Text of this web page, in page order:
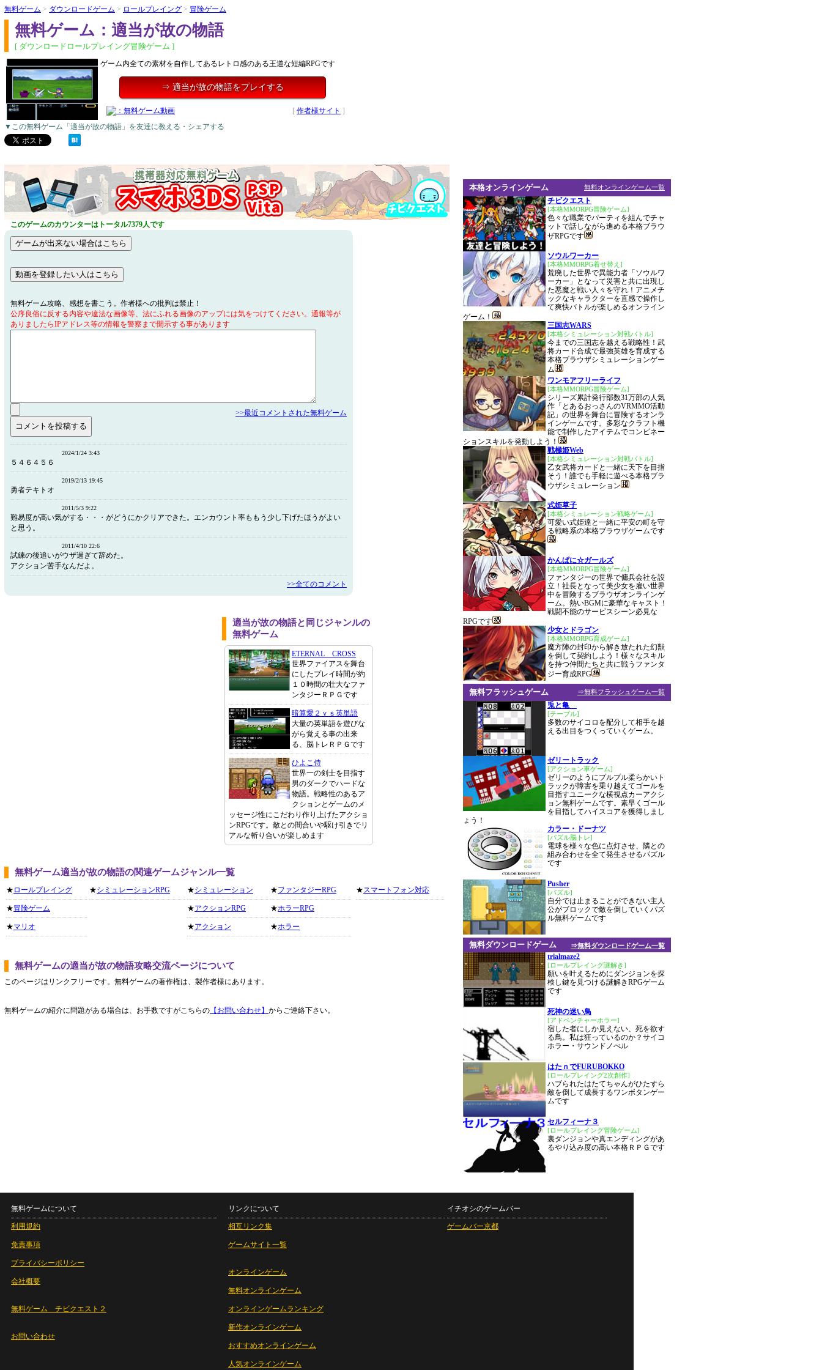
無料ゲーム > ダウンロードゲーム > ロールプレイング > 冒険ゲーム
無料ゲーム：適当が故の物語
[ ダウンロードロールプレイング冒険ゲーム ]
ゲーム内全ての素材を自作してあるレトロ感のある王道な短編RPGです
⇒ 適当が故の物語をプレイする
[ 作者様サイト ]
▼この無料ゲーム「適当が故の物語」を友達に教える・シェアする
このゲームのカウンターはトータル7379人です
無料ゲーム攻略、感想を書こう。作者様への批判は禁止！
公序良俗に反する内容や違法な画像等、法にふれる画像のアップには気をつけてください。通報等が
ありましたらIPアドレス等の情報を警察まで開示する事があります
>>最近コメントされた無料ゲーム
2024/1/24 3:43
５４６４５６
2019/2/13 19:45
勇者テキトオ
2011/5/3 9:22
難易度が高い気がする・・・がどうにかクリアできた。エンカウント率ももう少し下げたほうがよい
と思う。
2011/4/10 22:6
試練の後追いがウザ過ぎて辞めた。
アクション苦手なんだよ。
>>全てのコメント
適当が故の物語と同じジャンルの
無料ゲーム
ETERNAL CROSS
世界ファイアスを舞台
にしたプレイ時間が約
１０時間の壮大なファ
ンタジーＲＰＧです
暗算愛２ｖｓ英単語
大量の英単語を遊びな
がら覚える事の出来
る、脳トレＲＰＧです
ひよこ侍
世界一の剣士を目指す
男のダークでハードな
物語。戦略性のあるア
クションとゲームのメ
ッセージ性にこだわり作り上げたアクショ
ンRPGです。敵との間合いや駆け引きでリ
アルな斬り合いが楽しめます
無料ゲーム適当が故の物語の関連ゲームジャンル一覧
★ ロールプレイング
★冒険ゲーム
★マリオ
★シミュレーションRPG ★シミュレーション
★アクションRPG
★アクション
★ファンタジーRPG
★ホラーRPG
★ホラー
★スマートフォン対応
無料ゲームの適当が故の物語攻略交流ページについて
このページはリンクフリーです。無料ゲームの著作権は、製作者様にあります。
無料ゲームの紹介に問題がある場合は、お手数ですがこちらの 【お問い合わせ】 からご連絡下さい。
無料オンラインゲーム一覧
本格オンラインゲーム
チビクエスト
[本格MMORPG冒険ゲーム]
色々な職業でパーティを組んでチャ
ットで話しながら進める本格ブラウ
ザRPGです
ソウルワーカー
[本格MMORPG着せ替え]
荒廃した世界で異能力者「ソウルワ
ーカー」となって災害と共に出現し
た悪魔と戦い人々を守れ！アニメチ
ックなキャラクターを直感で操作し
て爽快バトルが楽しめるオンライン
ゲーム！
三国志WARS
[本格シミュレーション対戦バトル]
今までの三国志を越える戦略性！武
将カード合成で最強英雄を育成する
本格ブラウザシミュレーションゲー
ム
ワンモアフリーライフ
[本格MMORPG冒険ゲーム]
シリーズ累計発行部数31万部の人気
作「とあるおっさんのVRMMO活動
記」の世界を舞台に冒険するオンラ
インゲームです。多彩なクラフト機
能で制作したアイテムでコンビネー
ションスキルを発動しよう！
戦極姫Web
[本格シミュレーション対戦バトル]
乙女武将カードと一緒に天下を目指
そう！誰でも手軽に遊べる本格ブラ
ウザシミュレーション
式姫草子
[本格シミュレーション戦略ゲーム]
可愛い式姫達と一緒に平安の町を守
る戦略系の本格ブラウザゲームです
かんぱに☆ガールズ
[本格MMORPG冒険ゲーム]
ファンタジーの世界で傭兵会社を設
立！社長となって美少女を雇い世界
中を冒険するブラウザオンラインゲ
ーム。熱いBGMに豪華なキャスト！
戦闘不能のサービスシーン必見な
RPGです
少女とドラゴン
[本格MMORPG育成ゲーム]
魔方陣の封印から解き放たれた幻獣
を倒して契約しよう！様々なスキル
を持つ仲間たちと共に戦うファンタ
ジー育成RPG
⇒無料フラッシュゲーム一覧
無料フラッシュゲーム
兎と亀
[テーブル]
多数のサイコロを配分して相手を越
える出目をつくっていくゲーム。
ゼリートラック
[アクション車ゲーム]
ゼリーのようにプルプル柔らかいト
ラックが障害を乗り越えてゴールを
目指すユニークな横視点カーアクシ
ョン無料ゲームです。素早くゴール
を目指してハイスコアを獲得しまし
ょう！
カラー・ドーナツ
[パズル脳トレ]
電球を様々な色に点灯させ、隣との
組み合わせを全て発生させるパズル
です
Pusher
[パズル]
自分では止まることができない主人
公がブロックで敵を倒していくパズ
ル無料ゲームです
⇒無料ダウンロードゲーム一覧
無料ダウンロードゲーム
trialmaze2
[ロールプレイング謎解き]
願いを叶えるためにダンジョンを探
検し鍵を見つける謎解きRPGゲーム
です
死神の迷い鳥
[アドベンチャーホラー]
宿した者にしか見えない、死を欲す
る鳥。私は狂っているのか？サイコ
ホラー・サウンドノべル
はたｎでFURUBOKKO
[ロールプレイング2次創作]
ハブられたはたてちゃんがひたすら
敵を倒して成長するワンボタンゲー
ムです
セルフィーナ３
[ロールプレイング冒険ゲーム]
裏ダンジョンや真エンディングがあ
るやり込み度の高い本格ＲＰＧです
無料ゲームについて
利用規約
免責事項
プライバシーポリシー
会社概要
無料ゲーム チビクエスト２
お問い合わせ
リンクについて
相互リンク集
ゲームサイト一覧
オンラインゲーム
無料オンラインゲーム
オンラインゲームランキング
新作オンラインゲーム
おすすめオンラインゲーム
人気オンラインゲーム
イチオシのゲームバー
ゲームバー京都